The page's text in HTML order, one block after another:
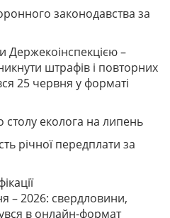
законодавства за
Держекоінспекцією –
штрафів і повторних
25 червня у форматі
еколога на липень
річної передплати за
– 2026: свердловини,
в онлайн-формат